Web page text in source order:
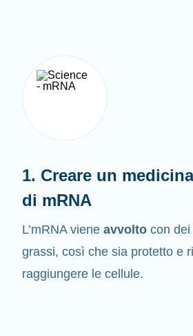
1. Creare un
di mRNA
L’mRNA viene avvolto con
grassi, così che sia protetto e
raggiungere le cellule.